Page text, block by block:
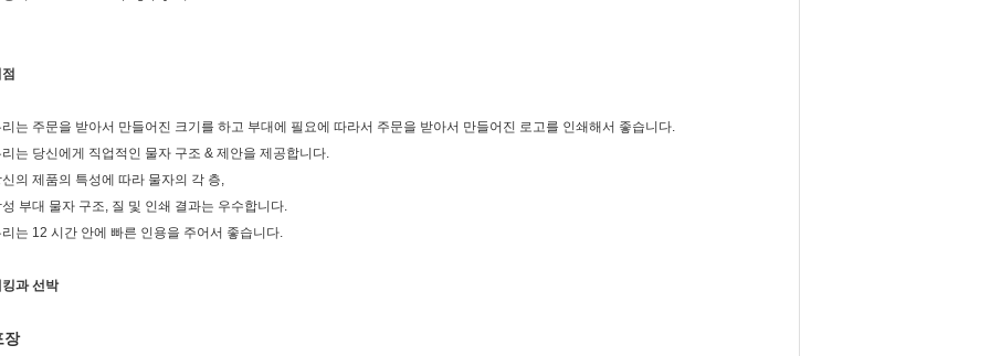
는 주문을 받아서 만들어진 크기를 하고 부대에 필요에 따라서 주문을 받아서 만들어진 로고를 인쇄해서 좋습니다.
는 당신에게 직업적인 물자 구조 & 제안을 제공합니다.
의 제품의 특성에 따라 물자의 각 층,
부대 물자 구조, 질 및 인쇄 결과는 우수합니다.
는 12 시간 안에 빠른 인용을 주어서 좋습니다.
과 선박
장